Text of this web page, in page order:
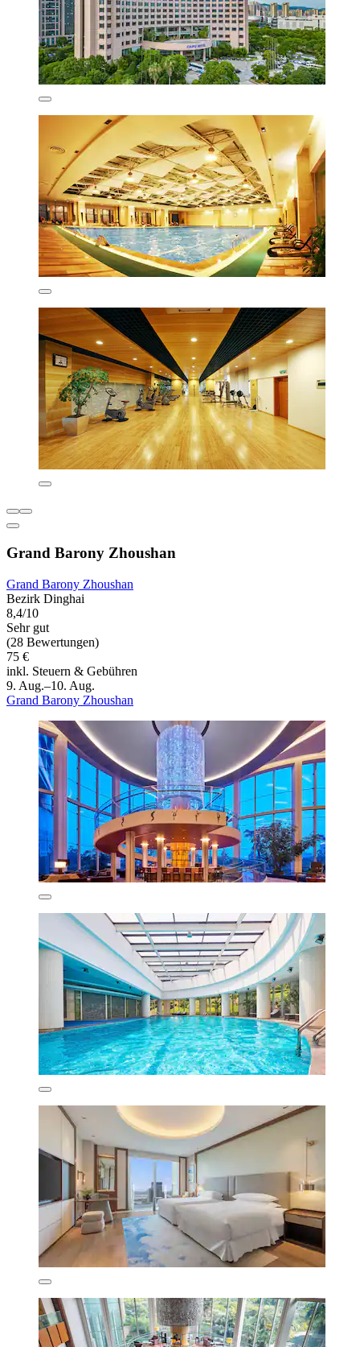
Grand Barony Zhoushan
Grand Barony Zhoushan
Bezirk Dinghai
8,4/10
Sehr gut
(28 Bewertungen)
75 €
inkl. Steuern & Gebühren
9. Aug.–10. Aug.
Grand Barony Zhoushan